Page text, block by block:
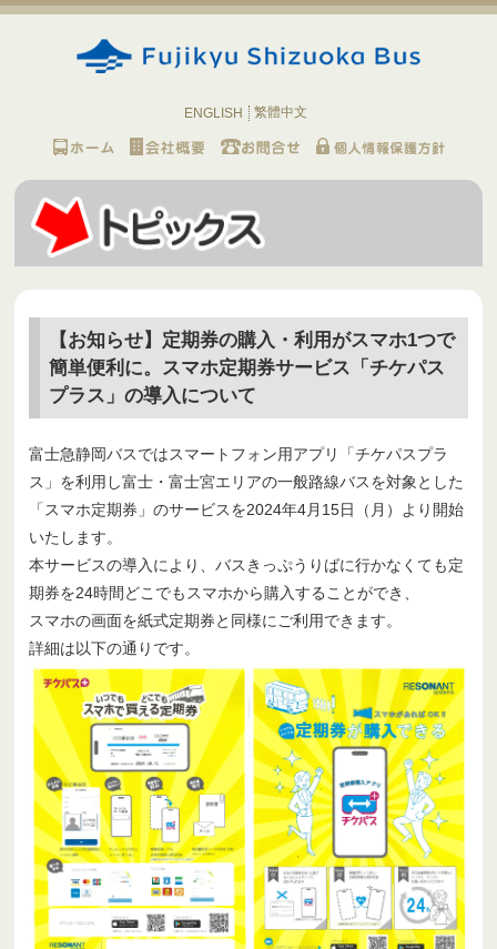
ENGLISH 繁體中文
【お知らせ】定期券の購入・利用がスマホ1つで
簡単便利に。スマホ定期券サービス「チケパス
プラス」の導入について
富士急静岡バスではスマートフォン用アプリ「チケパスプラ
ス」を利用し富士・富士宮エリアの一般路線バスを対象とした
「スマホ定期券」のサービスを2024年4月15日（月）より開始
いたします。
本サービスの導入により、バスきっぷうりばに行かなくても定
期券を24時間どこでもスマホから購入することができ、
スマホの画面を紙式定期券と同様にご利用できます。
詳細は以下の通りです。